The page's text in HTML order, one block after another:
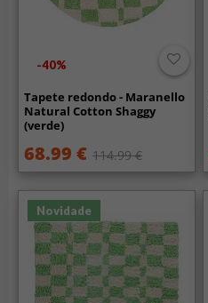
-40%
Tapete redondo - Maranello
Natural Cotton Shaggy
(verde)
68.99 € 114.99 €
Novidade